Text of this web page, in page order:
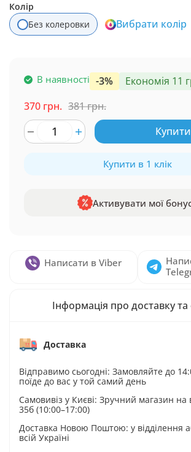
Колір
Без колеровки
Вибрати колір
В наявності -3%
Економія 11
370 грн. 381 грн.
Купити
Купити в 1 клік
Активувати мої
Написати в Viber
Інформація про доставку та
Доставка
Відправимо сьогодні: Замовляйте до
поїде до вас у той самий день
Самовивіз у Києві: Зручний магазин на
35б (10:00–17:00)
Доставка Новою Поштою: у відділення
всій Україні